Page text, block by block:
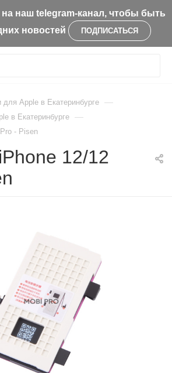
наш telegram-канал, чтобы быть
новостей
ПОДПИСАТЬСЯ
для Apple в Екатеринбурге —
в Екатеринбурге —
- Pisen
12/12